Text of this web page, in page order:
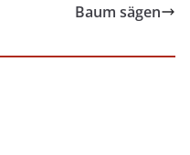
Baum sägen